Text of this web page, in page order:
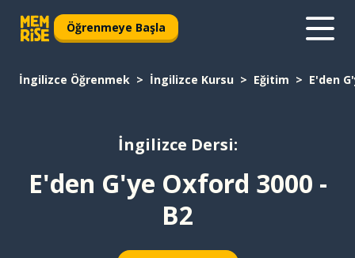
Öğrenmeye Başla
İngilizce Öğrenmek İngilizce Kursu Eğitim E'den
İngilizce Dersi:
E'den G'ye Oxford 3000 -
B2